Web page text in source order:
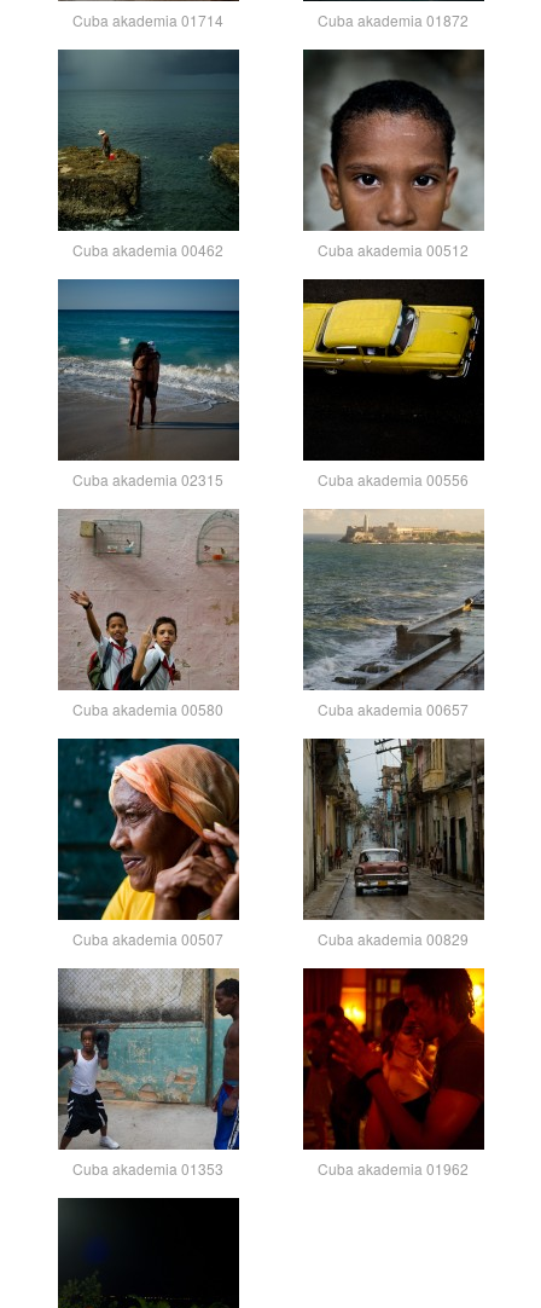
Cuba akademia 01714 Cuba akademia 01872
Cuba akademia 00462 Cuba akademia 00512
Cuba akademia 02315 Cuba akademia 00556
Cuba akademia 00580 Cuba akademia 00657
Cuba akademia 00507 Cuba akademia 00829
Cuba akademia 01353 Cuba akademia 01962